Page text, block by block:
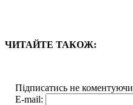
ЧИТАЙТЕ ТАКОЖ:
Підписатись не коментуючи
E-mail: